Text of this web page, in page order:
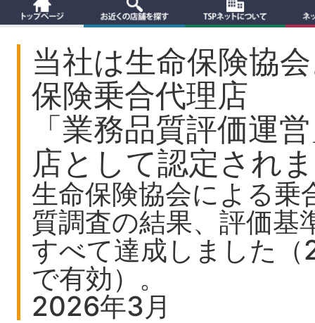
当社は生命保険協
保険乗合代理店
「業務品質評価運
店として認定され
生命保険協会による乗
質調査の結果、評価基
すべて達成しました
で有効）。
2026年3月